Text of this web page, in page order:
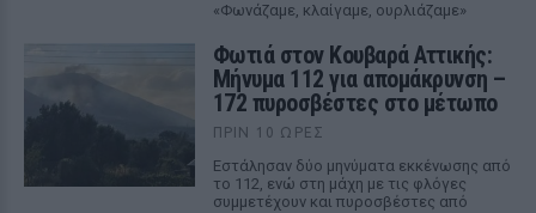
«Φωνάζαμε, κλαίγαμε, ουρλιάζαμε»
Φωτιά στον Κουβαρά Αττικής:
Μήνυμα 112 για απομάκρυνση –
172 πυροσβέστες στο μέτωπο
ΠΡΙΝ 10 ΏΡΕΣ
Εστάλησαν δύο μηνύματα εκκένωσης από
το 112, ενώ στη μάχη με τις φλόγες
συμμετέχουν και πυροσβέστες από